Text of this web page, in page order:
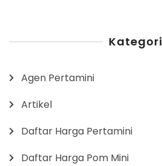
Kategori
Agen Pertamini
Artikel
Daftar Harga Pertamini
Daftar Harga Pom Mini